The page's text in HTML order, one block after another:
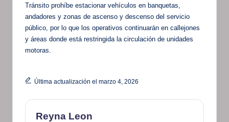
Tránsito prohíbe estacionar vehículos en banquetas,
andadores y zonas de ascenso y descenso del servicio
público, por lo que los operativos continuarán en callejones
y áreas donde está restringida la circulación de unidades
motoras.
Última actualización el marzo 4, 2026
Reyna Leon